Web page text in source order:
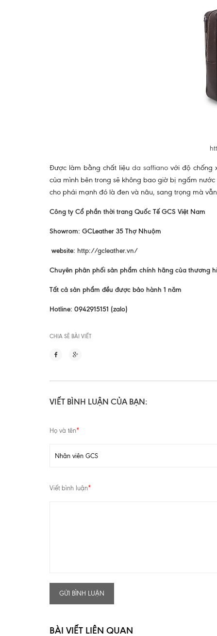
Được làm bằng chất liệuda saffiano với độ chống
của mình bên trong sẽ không bao giờ bị ngấm
cho phái mạnh đó là đen và nâu, sang trọng mà
Công ty Cổ phần thời trang Quốc Tế GCS Việt Nam
Showrom: GCLeather 35 Thợ Nhuộm
website: http://gcleather.vn/
Chuyên phân phối sản phẩm chính hãng của thương
Tất cả sản phẩm đều được bảo hành 1 năm
Hotline: 0942915151 (zalo)
CHIA SẼ BÀI VIẾT
VIẾT BÌNH LUẬN CỦA BẠN:
Họ và tên*
Viết bình luận*
GỬI BÌNH LUẬN
BÀI VIẾT LIÊN QUAN